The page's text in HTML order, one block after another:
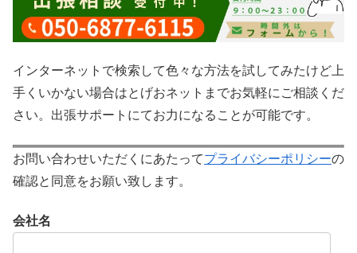
インターネットで検索して色々な方法を試してみたけど上
手くいかない場合はとげおネットまでお気軽にご相談くだ
さい。出張サポートにてお力になることが可能です。
お問い合わせいただくにあたってプライバシーポリシーの
確認と同意をお願い致します。
会社名